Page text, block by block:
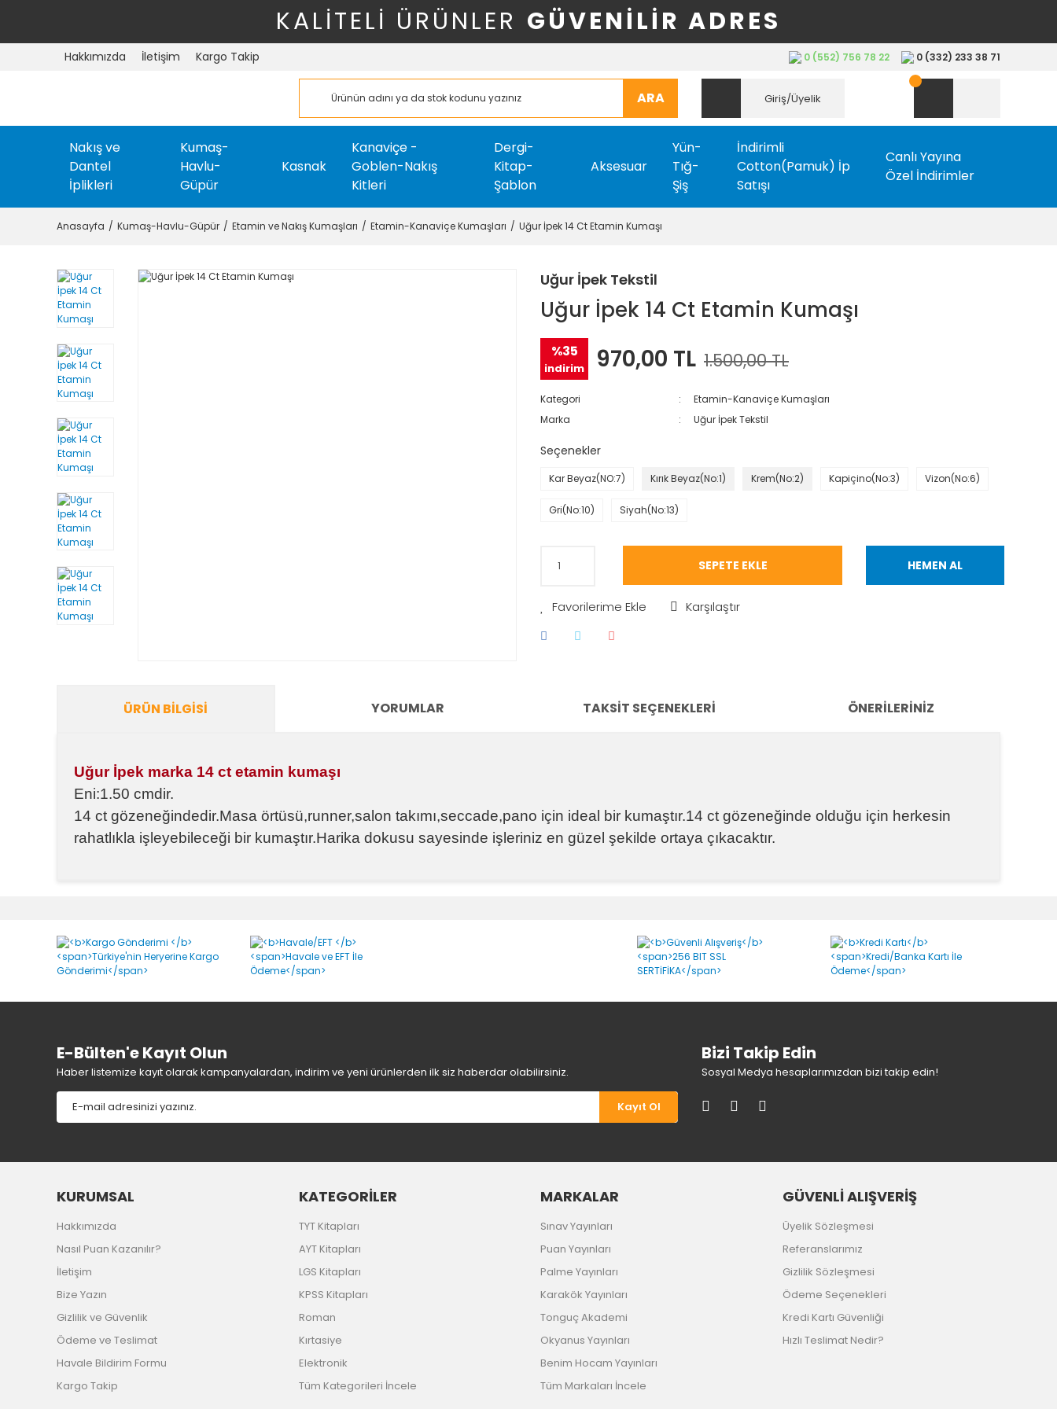
KALİTELİ ÜRÜNLER GÜVENİLİR ADRES
Hakkımızda İletişim Kargo Takip 0 (552) 756 78 22 0 (332) 233 38 71
ARA Giriş/Üyelik
Nakış ve
Dantel
İplikleri
Kumaş-
Havlu-
Güpür
Kasnak
Kanaviçe -
Goblen-Nakış
Kitleri
Dergi-
Kitap-
Şablon
Aksesuar
Yün-
Tığ-
Şiş
İndirimli
Cotton(Pamuk) İp
Satışı
Canlı Yayına
Özel İndirimler
Anasayfa Kumaş-Havlu-Güpür Etamin ve Nakış Kumaşları Etamin-Kanaviçe Kumaşları Uğur İpek 14 Ct Etamin Kumaşı
Uğur İpek Tekstil
Uğur İpek 14 Ct Etamin Kumaşı
%35
indirim 970,00 TL 1.500,00 TL
Kategori
Etamin-Kanaviçe Kumaşları
Marka
Uğur İpek Tekstil
Seçenekler
Kar Beyaz(NO:7) Kırık Beyaz(No:1) Krem(No:2) Kapiçino(No:3) Vizon(No:6)
Gri(No:10) Siyah(No:13)
SEPETE EKLE HEMEN AL
Karşılaştır
ÜRÜN BILGISI YORUMLAR TAKSIT SEÇENEKLERI ÖNERILERINIZ
Uğur İpek marka 14 ct etamin kumaşı
Eni:1.50 cmdir.
14 ct gözeneğindedir.Masa örtüsü,runner,salon takımı,seccade,pano için ideal bir kumaştır.14 ct gözeneğinde olduğu için herkesin
rahatlıkla işleyebileceği bir kumaştır.Harika dokusu sayesinde işleriniz en güzel şekilde ortaya çıkacaktır.
Ürün resmi kalitesiz, bozuk veya görüntülenemiyor.
Ürün açıklamasında eksik bilgiler bulunuyor.
Ürün bilgilerinde hatalar bulunuyor.
Ürün fiyatı diğer sitelerden daha pahalı.
E-Bülten'e Kayıt Olun
Haber listemize kayıt olarak kampanyalardan, indirim ve yeni ürünlerden ilk siz haberdar olabilirsiniz.
Kayıt Ol
Bizi Takip Edin
Sosyal Medya hesaplarımızdan bizi takip edin!
KURUMSAL
Hakkımızda
Nasıl Puan Kazanılır?
İletişim
Bize Yazın
Gizlilik ve Güvenlik
Ödeme ve Teslimat
Havale Bildirim Formu
Kargo Takip
KATEGORİLER
TYT Kitapları
AYT Kitapları
LGS Kitapları
KPSS Kitapları
Roman
Kırtasiye
Elektronik
Tüm Kategorileri İncele
MARKALAR
Sınav Yayınları
Puan Yayınları
Palme Yayınları
Karakök Yayınları
Tonguç Akademi
Okyanus Yayınları
Benim Hocam Yayınları
Tüm Markaları İncele
GÜVENLİ ALIŞVERİŞ
Üyelik Sözleşmesi
Referanslarımız
Gizlilik Sözleşmesi
Ödeme Seçenekleri
Kredi Kartı Güvenliği
Hızlı Teslimat Nedir?